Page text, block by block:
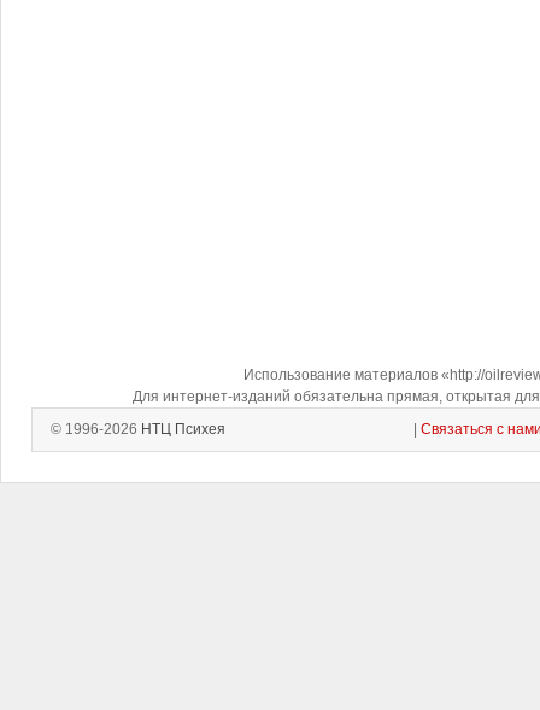
Использование материалов «http://
Для интернет-изданий обязательна прямая, открытая
© 1996-2026 НТЦ Психея Связаться с